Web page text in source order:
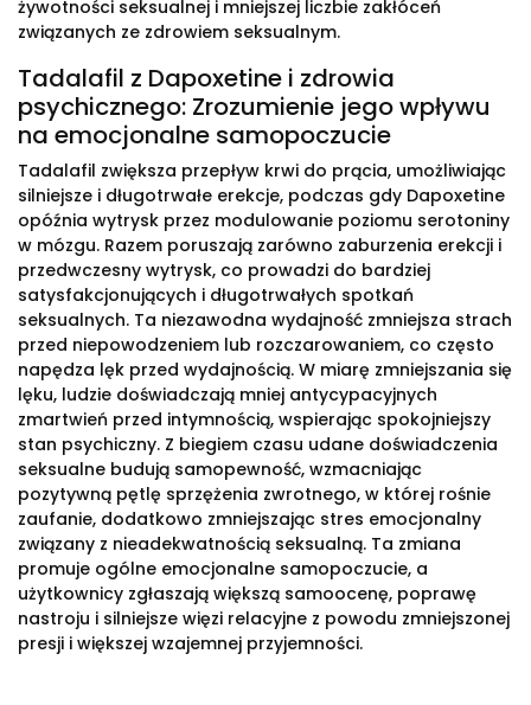
żywotności seksualnej i mniejszej liczbie zakłóceń
związanych ze zdrowiem seksualnym.
Tadalafil z Dapoxetine i zdrowia
psychicznego: Zrozumienie jego wpływu
na emocjonalne samopoczucie
Tadalafil zwiększa przepływ krwi do prącia, umożliwiając
silniejsze i długotrwałe erekcje, podczas gdy Dapoxetine
opóźnia wytrysk przez modulowanie poziomu serotoniny
w mózgu. Razem poruszają zarówno zaburzenia erekcji i
przedwczesny wytrysk, co prowadzi do bardziej
satysfakcjonujących i długotrwałych spotkań
seksualnych. Ta niezawodna wydajność zmniejsza strach
przed niepowodzeniem lub rozczarowaniem, co często
napędza lęk przed wydajnością. W miarę zmniejszania się
lęku, ludzie doświadczają mniej antycypacyjnych
zmartwień przed intymnością, wspierając spokojniejszy
stan psychiczny. Z biegiem czasu udane doświadczenia
seksualne budują samopewność, wzmacniając
pozytywną pętlę sprzężenia zwrotnego, w której rośnie
zaufanie, dodatkowo zmniejszając stres emocjonalny
związany z nieadekwatnością seksualną. Ta zmiana
promuje ogólne emocjonalne samopoczucie, a
użytkownicy zgłaszają większą samoocenę, poprawę
nastroju i silniejsze więzi relacyjne z powodu zmniejszonej
presji i większej wzajemnej przyjemności.